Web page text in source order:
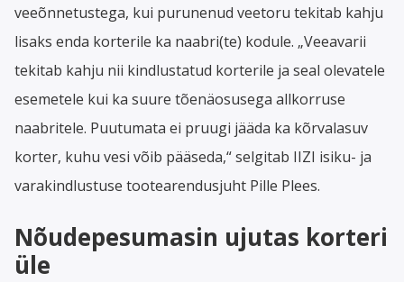
veeõnnetustega, kui purunenud veetoru tekitab kahju
lisaks enda korterile ka naabri(te) kodule. „Veeavarii
tekitab kahju nii kindlustatud korterile ja seal olevatele
esemetele kui ka suure tõenäosusega allkorruse
naabritele. Puutumata ei pruugi jääda ka kõrvalasuv
korter, kuhu vesi võib pääseda,“ selgitab IIZI isiku- ja
varakindlustuse tootearendusjuht Pille Plees.
Nõudepesumasin ujutas korteri
üle